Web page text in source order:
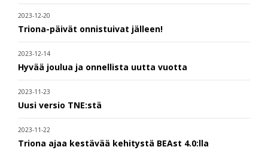
2023-12-20
Triona-päivät onnistuivat jälleen!
2023-12-14
Hyvää joulua ja onnellista uutta vuotta
2023-11-23
Uusi versio TNE:stä
2023-11-22
Triona ajaa kestävää kehitystä BEAst 4.0:lla